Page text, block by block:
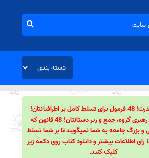
48 قانون قدرت! 48 فرمول برای تسلط کامل بر اطرافیانتان!
48 راه برای رهبری گروه، جمع و زیر دستانتان! 48 قانون که
و بزرگ جامعه به شما نمیگویند تا بر شما تسلط
رای اطلاعات بیشتر و دانلود کتاب روی دکمه زیر
کلیک کنید.